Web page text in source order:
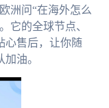
洲问“在海外怎么
它的全球节点、
心售后，让你随
油。